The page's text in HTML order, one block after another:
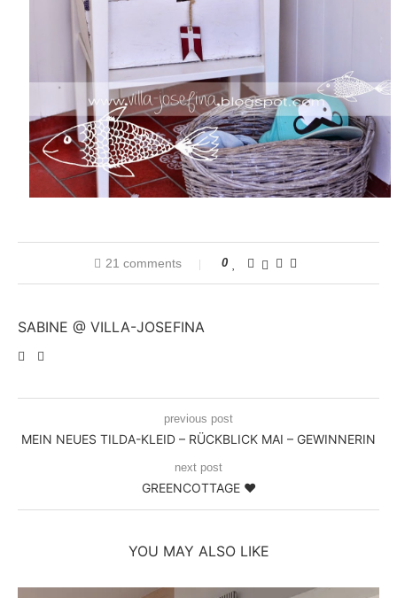
21 comments 0
SABINE @ VILLA-JOSEFINA
previous post
MEIN NEUES TILDA-KLEID – RÜCKBLICK MAI – GEWINNERIN
next post
GREENCOTTAGE ♥
YOU MAY ALSO LIKE